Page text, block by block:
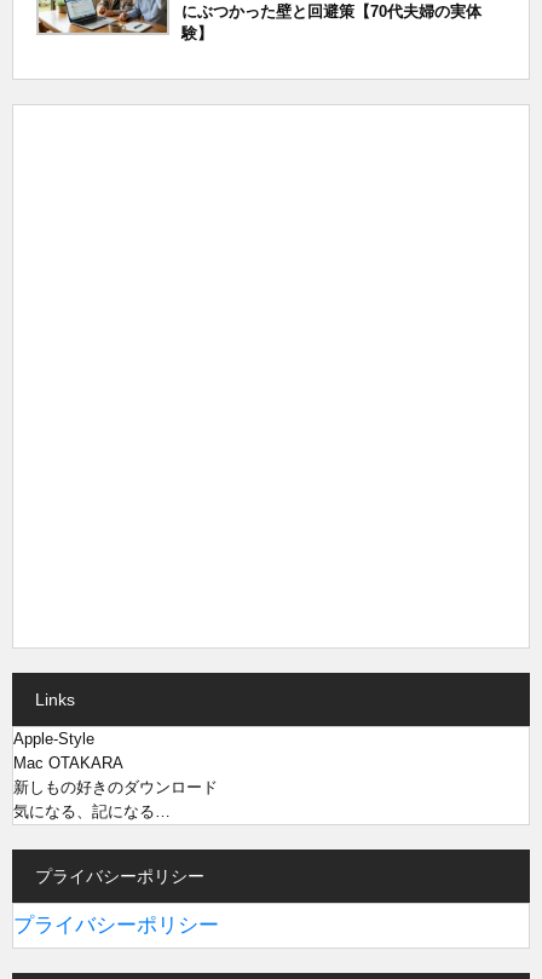
にぶつかった壁と回避策【70代夫婦の実体
験】
Links
Apple-Style
Mac OTAKARA
新しもの好きのダウンロード
気になる、記になる…
プライバシーポリシー
プライバシーポリシー